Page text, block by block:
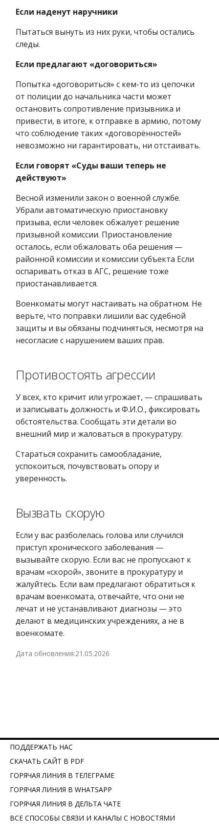
Если наденут наручники
Пытаться вынуть из них руки, чтобы остались
следы.
Если предлагают «договориться»
Попытка «договориться» с кем-то из цепочки
от полиции до начальника части может
остановить сопротивление призывника и
привести, в итоге, к отправке в армию, потому
что соблюдение таких «договорённостей»
невозможно ни гарантировать, ни отстаивать.
Если говорят «Суды ваши теперь не
действуют»
Весной изменили закон о военной службе.
Убрали автоматическую приостановку
призыва, если человек обжалует решение
призывной комиссии. Приостановление
осталось, если обжаловать оба решения —
районной комиссии и комиссии субъекта Если
оспаривать отказ в АГС, решение тоже
приостанавливается.
Военкоматы могут настаивать на обратном. Не
верьте, что поправки лишили вас судебной
защиты и вы обязаны подчиняться, несмотря на
несогласие с нарушением ваших прав.
Противостоять агрессии
У всех, кто кричит или угрожает, — спрашивать
и записывать должность и Ф.И.О., фиксировать
обстоятельства. Сообщать эти детали во
внешний мир и жаловаться в прокуратуру.
Стараться сохранить самообладание,
успокоиться, почувствовать опору и
уверенность.
Вызвать скорую
Если у вас разболелась голова или случился
приступ хронического заболевания —
вызывайте скорую. Если вас не пропускают к
врачам «скорой», звоните в прокуратуру и
жалуйтесь. Если вам предлагают обратиться к
врачам военкомата, отвечайте, что они не
лечат и не устанавливают диагнозы — это
делают в медицинских учреждениях, а не в
военкомате.
Дата обновления:21.05.2026
ПОДДЕРЖАТЬ НАС
СКАЧАТЬ САЙТ В PDF
ГОРЯЧАЯ ЛИНИЯ В ТЕЛЕГРАМЕ
ГОРЯЧАЯ ЛИНИЯ В WHATSAPP
ГОРЯЧАЯ ЛИНИЯ В ДЕЛЬТА ЧАТЕ
ВСЕ СПОСОБЫ СВЯЗИ И КАНАЛЫ С НОВОСТЯМИ